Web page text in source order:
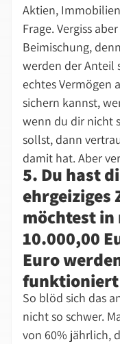
Aktien,
Frage. Vergiss
Beimischung,
werden der Anteil
echtes Vermögen
sichern kannst,
wenn du dir nicht
sollst, dann
damit hat. Aber
5. Du hast
ehrgeiziges
möchtest in
10.000,00
Euro
funktioniert
So blöd sich das
nicht so schwer.
von 60% jährlich,